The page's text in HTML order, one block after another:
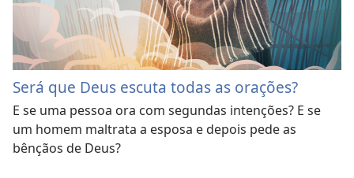
Será que Deus escuta todas as orações?
E se uma pessoa ora com segundas intenções? E se
um homem maltrata a esposa e depois pede as
bênçãos de Deus?